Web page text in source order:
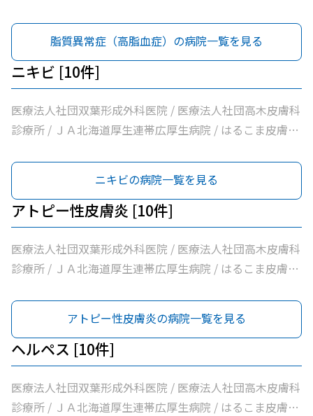
病院機構帯広病院 / 帯広記念病院 / 医療法人社団大正クリ
科呼吸器科 / いちやなぎ内科消化器科 / 医療法人社団進藤
医院 / 社会福祉法人北海道社会事業協会帯広病院 / 十勝い
たみのクリニックくびかた・こし・ひざ痛診療所 / 本庄内
科クリニック / 帯広東内科循環器科クリニック / クリニッ
クむすかり / 社会医療法人北斗北斗病院 / 社会福祉法人真
宗協会帯広光南病院 / 医療法人社団ぶどうの会いのちの木
帯広南の森クリニック / おがわ循環器内科クリニック / 医
療法人社団満岡内科循環器クリニック / ２０条小児科内科
クリニック / 医療法人社団博仁会大江病院 / 公益財団法人
北海道医療団ながい内科医院 / あいた内科循環器クリニッ
ク / いとう内科クリニック / 横手内科クリニック / とかち
消化器内視鏡クリニック / 社会医療法人博愛会開西病院 /
病院機構帯広病院 / 帯広記念病院 / 医療法人社団大正クリ
団林内科クリニック / ＪＡ北海道厚生連帯広厚生病院 / 医
療法人新緑通りはやし内科 / あがた内科循環器クリニック
/ 内科・循環器ハートサウンズもりクリニック / サンタさ
んこどもクリニック / 須藤内科クリニック / 医療法人社団
イワタクリニック / 社会医療法人刀圭会協立病院 / 十勝勤
医協白樺医院 / 十勝ヘルスケアクリニック / おおた内科循
科呼吸器科 / いちやなぎ内科消化器科 / 医療法人社団進藤
医院 / 社会福祉法人北海道社会事業協会帯広病院 / 十勝い
たみのクリニックくびかた・こし・ひざ痛診療所 / 本庄内
科クリニック / 帯広東内科循環器科クリニック / クリニッ
クむすかり / 社会医療法人北斗北斗病院 / 社会福祉法人真
宗協会帯広光南病院 / 医療法人社団ぶどうの会いのちの木
帯広南の森クリニック / おがわ循環器内科クリニック / 医
療法人社団満岡内科循環器クリニック / ２０条小児科内科
クリニック / 医療法人社団博仁会大江病院 / 公益財団法人
北海道医療団ながい内科医院 / あいた内科循環器クリニッ
ク / いとう内科クリニック / 横手内科クリニック / とかち
消化器内視鏡クリニック / 社会医療法人博愛会開西病院 /
科・呼吸器内科クリニック / こしや糖尿病・内科クリニッ
ク / 萩原医院 / 公益財団法人北海道医療団帯広第一病院 /
ともだ内科消化器クリニック / 医療法人社団隆仁会おく内
科消化器クリニック / 西村内科クリニック / 医療法人社団
自由が丘横山内科クリニック / 帯広中央病院 / みせき内科
消化器クリニック / 十勝勤医協帯広病院 / さかい総合内科
団林内科クリニック / ＪＡ北海道厚生連帯広厚生病院 / 医
療法人新緑通りはやし内科 / あがた内科循環器クリニック
/ 内科・循環器ハートサウンズもりクリニック / サンタさ
んこどもクリニック / 須藤内科クリニック / 医療法人社団
イワタクリニック / 社会医療法人刀圭会協立病院 / 十勝勤
医協白樺医院 / 十勝ヘルスケアクリニック / おおた内科循
科呼吸器科 / いちやなぎ内科消化器科 / 医療法人社団進藤
医院 / 社会福祉法人北海道社会事業協会帯広病院 / 十勝い
たみのクリニックくびかた・こし・ひざ痛診療所 / 本庄内
科クリニック / 帯広東内科循環器科クリニック / クリニッ
クむすかり / 社会医療法人北斗北斗病院 / 社会福祉法人真
宗協会帯広光南病院 / 医療法人社団ぶどうの会いのちの木
脂質異常症（高脂血症）の病院一覧を見る
ニキビ [10件]
医療法人社団双葉形成外科医院 / 医療法人社団高木皮膚科
診療所 / ＪＡ北海道厚生連帯広厚生病院 / はるこま皮膚科
た整形外科クリニック / 社会医療法人刀圭会協立病院 / 社
会医療法人北斗北斗クリニック / 医療法人社団あんどう皮
膚科 / 医療法人社団緑葉会グリーン皮膚科クリニック
ニキビの病院一覧を見る
アトピー性皮膚炎 [10件]
医療法人社団双葉形成外科医院 / 医療法人社団高木皮膚科
診療所 / ＪＡ北海道厚生連帯広厚生病院 / はるこま皮膚科
た整形外科クリニック / 社会医療法人刀圭会協立病院 / 社
会医療法人北斗北斗クリニック / 医療法人社団あんどう皮
膚科 / 医療法人社団緑葉会グリーン皮膚科クリニック
アトピー性皮膚炎の病院一覧を見る
ヘルペス [10件]
医療法人社団双葉形成外科医院 / 医療法人社団高木皮膚科
診療所 / ＪＡ北海道厚生連帯広厚生病院 / はるこま皮膚科